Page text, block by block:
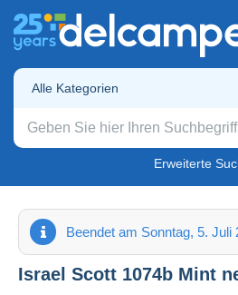
Alle Kategorien
Erweiterte
Beendet am Sonntag, 5. Juli
Israel Scott 1074b Mint